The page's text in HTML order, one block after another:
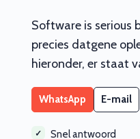
Software is serious
precies datgene
hieronder, er staat
WhatsApp E-mail
Snel antwoord